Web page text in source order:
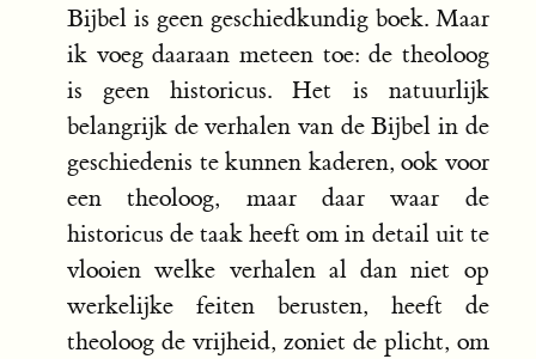
Bijbel is geen geschiedkundig boek. Maar
ik voeg daaraan meteen toe: de theoloog
is geen historicus. Het is natuurlijk
belangrijk de verhalen van de Bijbel in de
geschiedenis te kunnen kaderen, ook voor
een theoloog, maar daar waar de
historicus de taak heeft om in detail uit te
vlooien welke verhalen al dan niet op
werkelijke feiten berusten, heeft de
theoloog de vrijheid, zoniet de plicht, om